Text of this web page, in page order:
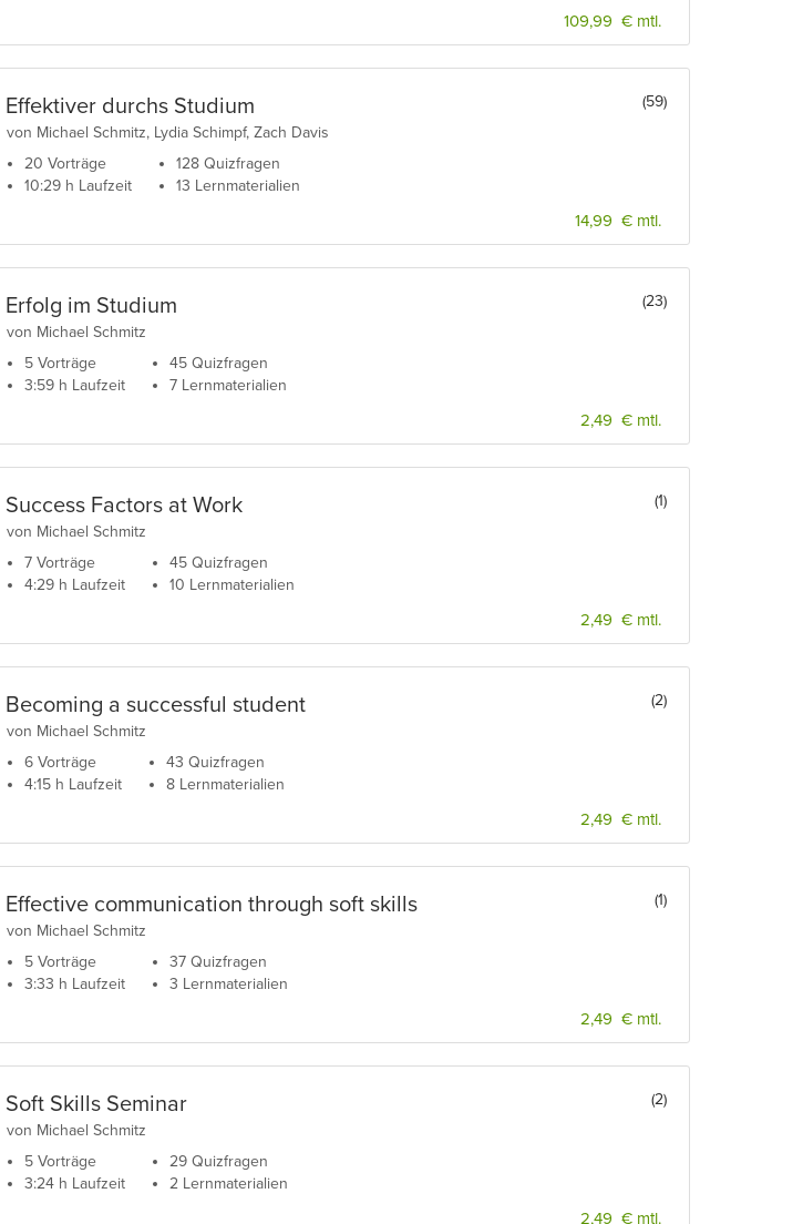
109,99 € mtl.
Effektiver durchs Studium
von Michael Schmitz, Lydia Schimpf, Zach Davis
20 Vorträge
10:29 h Laufzeit
128 Quizfragen
13 Lernmaterialien
(59)
14,99 € mtl.
Erfolg im Studium
von Michael Schmitz
5 Vorträge
3:59 h Laufzeit
45 Quizfragen
7 Lernmaterialien
(23)
2,49 € mtl.
Success Factors at Work
von Michael Schmitz
7 Vorträge
4:29 h Laufzeit
45 Quizfragen
10 Lernmaterialien
(1)
2,49 € mtl.
Becoming a successful student
von Michael Schmitz
6 Vorträge
4:15 h Laufzeit
43 Quizfragen
8 Lernmaterialien
(2)
2,49 € mtl.
Effective communication through soft skills
von Michael Schmitz
5 Vorträge
3:33 h Laufzeit
37 Quizfragen
3 Lernmaterialien
(1)
2,49 € mtl.
Soft Skills Seminar
von Michael Schmitz
5 Vorträge
3:24 h Laufzeit
29 Quizfragen
2 Lernmaterialien
(2)
2,49 € mtl.